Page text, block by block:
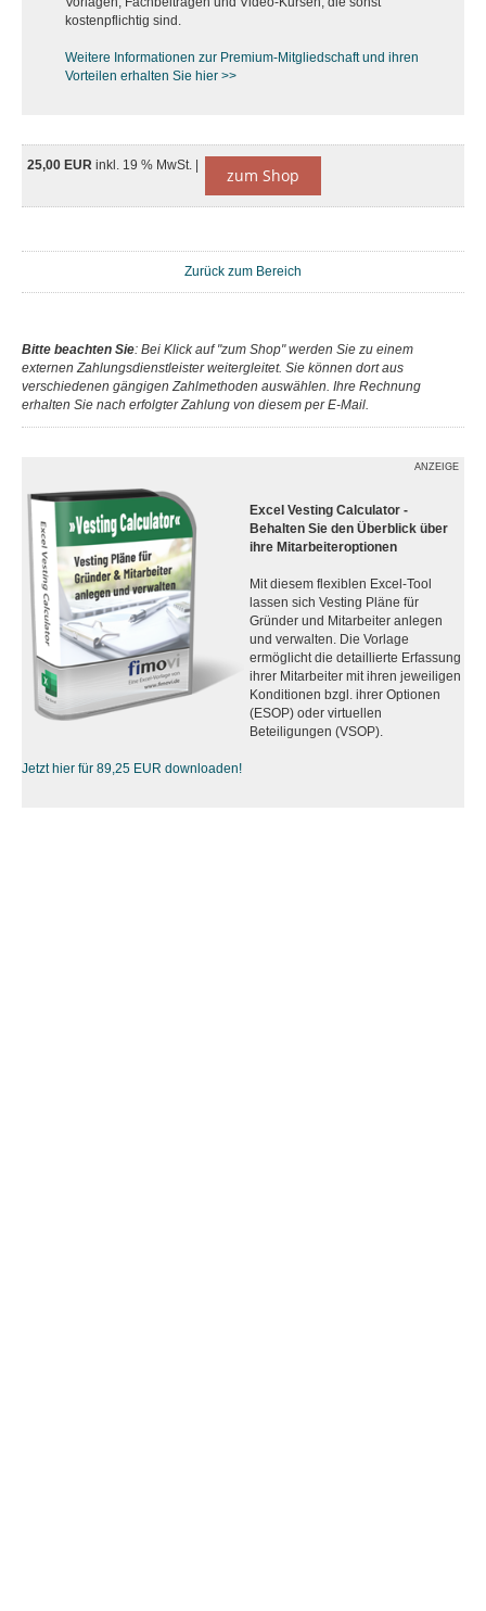
kostenpflichtig sind.
Weitere Informationen zur Premium-Mitgliedschaft und ihren
Vorteilen erhalten Sie hier >>
25,00 EUR inkl. 19 % MwSt. | zum Shop
Zurück zum Bereich
Bitte beachten Sie: Bei Klick auf "zum Shop" werden Sie zu einem
externen Zahlungsdienstleister weitergleitet. Sie können dort aus
verschiedenen gängigen Zahlmethoden auswählen. Ihre Rechnung
erhalten Sie nach erfolgter Zahlung von diesem per E-Mail.
ANZEIGE
Excel Vesting Calculator -
Behalten Sie den Überblick über
ihre Mitarbeiteroptionen
Mit diesem flexiblen Excel-Tool
lassen sich Vesting Pläne für
Gründer und Mitarbeiter anlegen
und verwalten. Die Vorlage
ermöglicht die detaillierte Erfassung
ihrer Mitarbeiter mit ihren jeweiligen
Konditionen bzgl. ihrer Optionen
(ESOP) oder virtuellen
Beteiligungen (VSOP).
Jetzt hier für 89,25 EUR downloaden!